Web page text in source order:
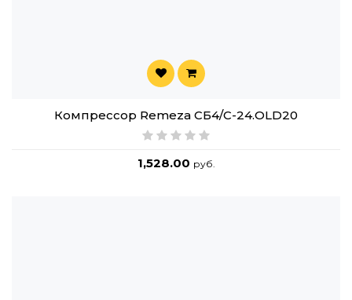
Компрессор Remeza СБ4/C-24.OLD20
1,528.00 руб.